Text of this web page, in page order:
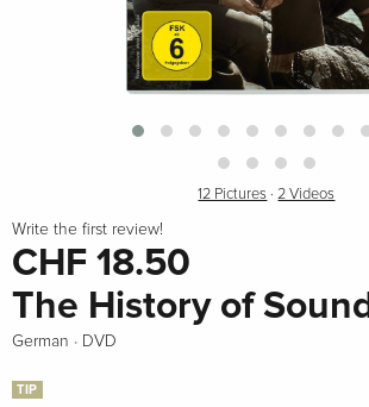
12 Pictures ·2 Videos
Write the first review!
CHF 18.50
The History of
German · DVD
TIP